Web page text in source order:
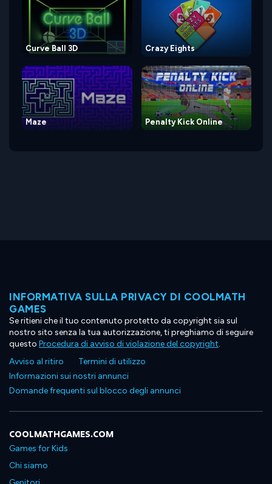
Curve Ball 3D Crazy Eights
Maze Penalty Kick Online
INFORMATIVA SULLA PRIVACY DI COOLMATH
GAMES
Se ritieni che il tuo contenuto protetto da copyright sia sul
nostro sito senza la tua autorizzazione, ti preghiamo di seguire
questo Procedura di avviso di violazione del copyright.
Avviso al ritiro
Termini di utilizzo
Informazioni sui nostri annunci
Domande frequenti sul blocco degli annunci
COOLMATHGAMES.COM
Games for Kids
Chi siamo